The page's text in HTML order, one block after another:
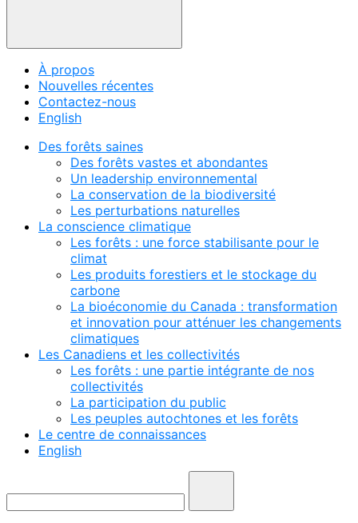
À propos
Nouvelles récentes
Contactez-nous
English
Des forêts saines
Des forêts vastes et abondantes
Un leadership environnemental
La conservation de la biodiversité
Les perturbations naturelles
La conscience climatique
Les forêts : une force stabilisante pour le
climat
Les produits forestiers et le stockage du
carbone
La bioéconomie du Canada : transformation
et innovation pour atténuer les changements
climatiques
Les Canadiens et les collectivités
Les forêts : une partie intégrante de nos
collectivités
La participation du public
Les peuples autochtones et les forêts
Le centre de connaissances
English